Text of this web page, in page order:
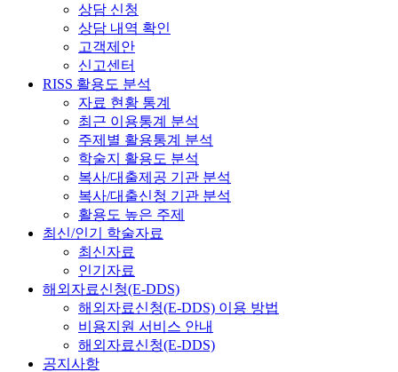
상담 신청
상담 내역 확인
고객제안
신고센터
RISS 활용도 분석
자료 현황 통계
최근 이용통계 분석
주제별 활용통계 분석
학술지 활용도 분석
복사/대출제공 기관 분석
복사/대출신청 기관 분석
활용도 높은 주제
최신/인기 학술자료
최신자료
인기자료
해외자료신청(E-DDS)
해외자료신청(E-DDS) 이용 방법
비용지원 서비스 안내
해외자료신청(E-DDS)
공지사항